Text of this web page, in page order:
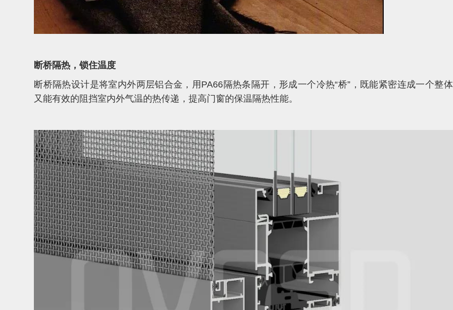
断桥隔热，锁住温度
断桥隔热设计是将室内外两层铝合金，用PA66隔热条隔开，形成一个冷热“桥”，既能紧密连成一个整
又能有效的阻挡室内外气温的热传递，提高门窗的保温隔热性能。